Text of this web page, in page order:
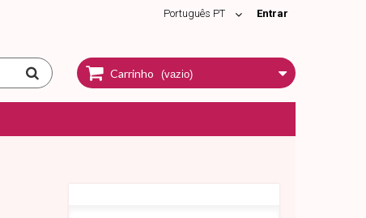
Entrar
Português PT
Carrinho (vazio)